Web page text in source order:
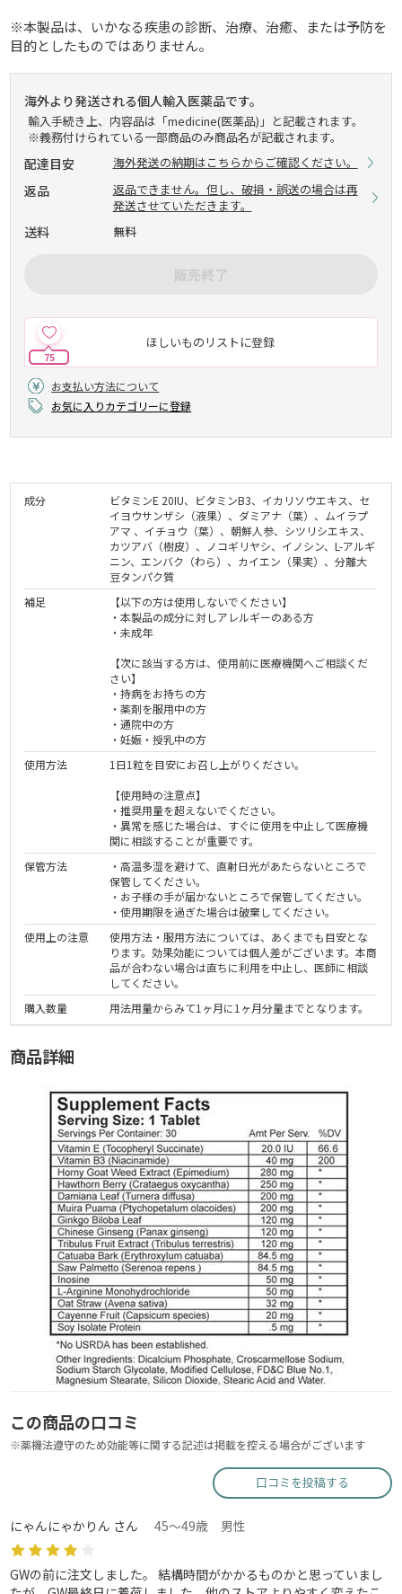
※本製品は、いかなる疾患の診断、治療、治癒、または予防を
目的としたものではありません。
海外より発送される個人輸入医薬品です。
輸入手続き上、内容品は「medicine(医薬品)」と記載されます。
※義務付けられている一部商品のみ商品名が記載されます。
配達目安 海外発送の納期はこちらからご確認ください。
返品
返品できません。但し、破損・誤送の場合は再
発送させていただきます。
送料 無料
販売終了
ほしいものリストに登録
75
お支払い方法について
お気に入りカテゴリーに登録
成分
ビタミンE 20IU、ビタミンB3、イカリソウエキス、セ
イヨウサンザシ（液果）、ダミアナ（葉）、ムイラプ
アマ 、イチョウ（葉）、朝鮮人参、シツリシエキス、
カツアバ（樹皮）、ノコギリヤシ、イノシン、L-アルギ
ニン、エンバク（わら）、カイエン（果実）、分離大
豆タンパク質
補足
【以下の方は使用しないでください】
・本製品の成分に対しアレルギーのある方
・未成年
【次に該当する方は、使用前に医療機関へご相談くだ
さい】
・持病をお持ちの方
・薬剤を服用中の方
・通院中の方
・妊娠・授乳中の方
使用方法
1日1粒を目安にお召し上がりください。
【使用時の注意点】
・推奨用量を超えないでください。
・異常を感じた場合は、すぐに使用を中止して医療機
関に相談することが重要です。
保管方法
・高温多湿を避けて、直射日光があたらないところで
保管してください。
・お子様の手が届かないところで保管してください。
・使用期限を過ぎた場合は破棄してください。
使用上の注意
使用方法・服用方法については、あくまでも目安とな
ります。効果効能については個人差がございます。本商
品が合わない場合は直ちに利用を中止し、医師に相談
してください。
購入数量
用法用量からみて1ヶ月に1ヶ月分量までとなります。
商品詳細
この商品の口コミ
※薬機法遵守のため効能等に関する記述は掲載を控える場合がございます
口コミを投稿する
にゃんにゃかりん さん 45～49歳 男性
GWの前に注文しました。 結構時間がかかるものかと思っていまし